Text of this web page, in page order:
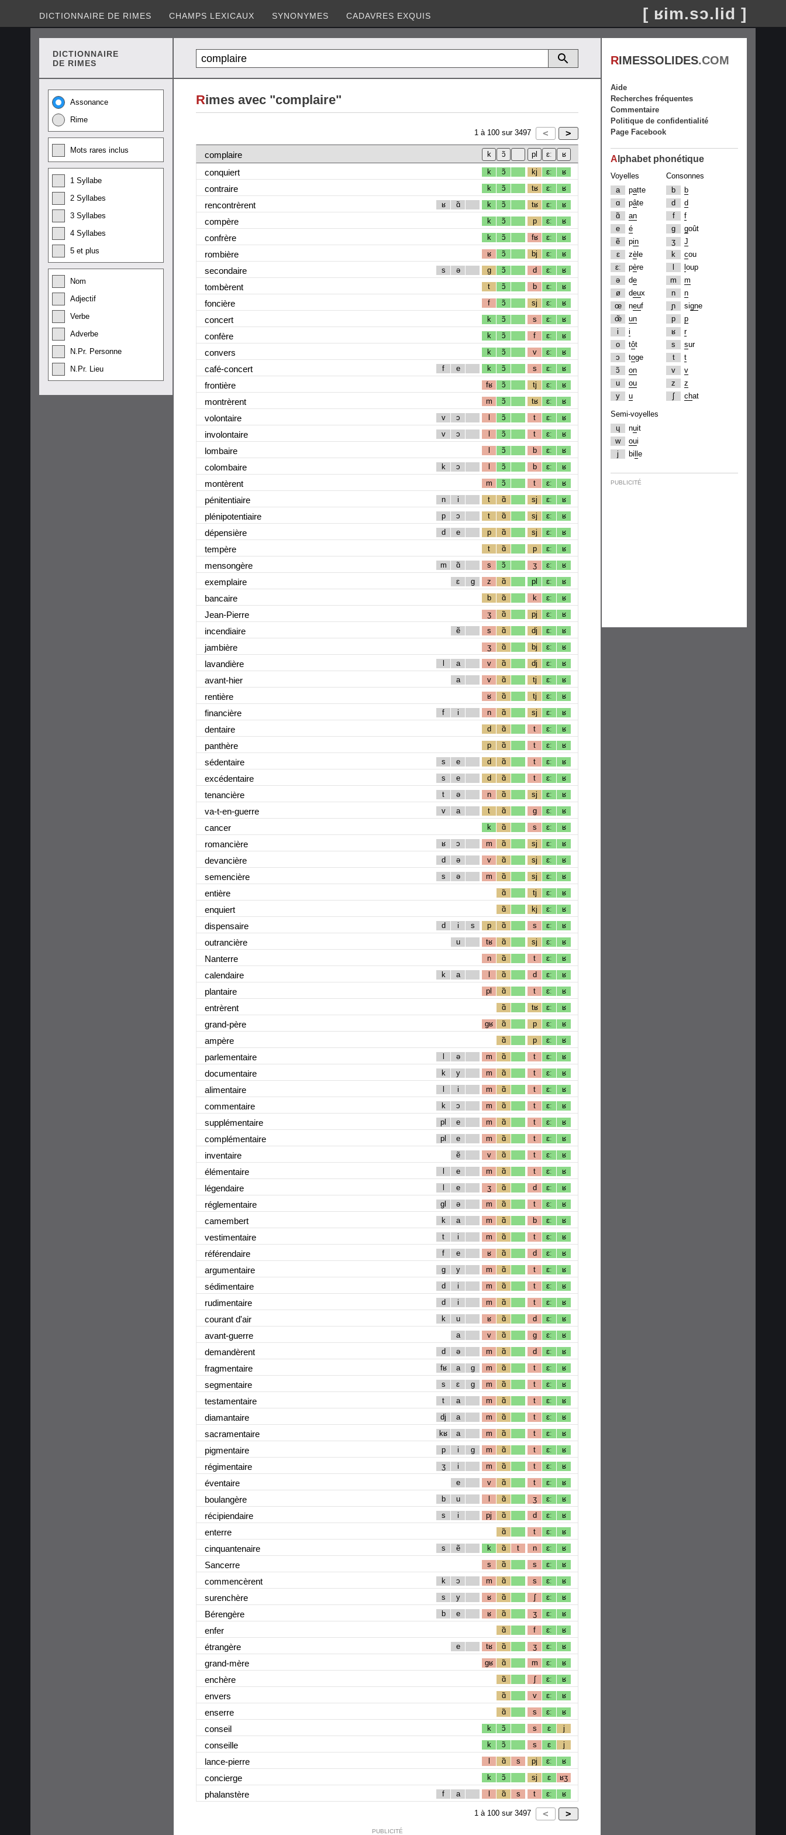
DICTIONNAIRE DE RIMES CHAMPS LEXICAUX SYNONYMES CADAVRES EXQUIS [ ʁim.sɔ.lid ]
DICTIONNAIRE
DE RIMES
Assonance
Rime
Mots rares inclus
1 Syllabe
2 Syllabes
3 Syllabes
4 Syllabes
5 et plus
Nom
Adjectif
Verbe
Adverbe
N.Pr. Personne
N.Pr. Lieu
Rimes avec "complaire"
1 à 100 sur 3497
complaire
conquiert
k ɔ̃ kj ɛː ʁ
contraire k ɔ̃ tʁ ɛː ʁ
rencontrèrent ʁ ɑ̃ k ɔ̃ tʁ ɛː ʁ
compère k ɔ̃ p ɛː ʁ
confrère k ɔ̃ fʁ ɛː ʁ
rombière ʁ ɔ̃ bj ɛː ʁ
secondaire s ə g ɔ̃ d ɛː ʁ
tombèrent t ɔ̃ b ɛː ʁ
foncière f ɔ̃ sj ɛː ʁ
concert k ɔ̃ s ɛː ʁ
confère k ɔ̃ f ɛː ʁ
convers k ɔ̃ v ɛː ʁ
café-concert f e k ɔ̃ s ɛː ʁ
frontière fʁ ɔ̃ tj ɛː ʁ
montrèrent m ɔ̃ tʁ ɛː ʁ
volontaire v ɔ l ɔ̃ t ɛː ʁ
involontaire v ɔ l ɔ̃ t ɛː ʁ
lombaire l ɔ̃ b ɛː ʁ
colombaire k ɔ l ɔ̃ b ɛː ʁ
montèrent m ɔ̃ t ɛː ʁ
pénitentiaire n i t ɑ̃ sj ɛː ʁ
plénipotentiaire p ɔ t ɑ̃ sj ɛː ʁ
dépensière d e p ɑ̃ sj ɛː ʁ
tempère t ɑ̃ p ɛː ʁ
mensongère m ɑ̃ s ɔ̃ ʒ ɛː ʁ
exemplaire ɛ g z ɑ̃ pl ɛː ʁ
bancaire b ɑ̃ k ɛː ʁ
Jean-Pierre ʒ ɑ̃ pj ɛː ʁ
incendiaire ẽ s ɑ̃ dj ɛː ʁ
jambière ʒ ɑ̃ bj ɛː ʁ
lavandière l a v ɑ̃ dj ɛː ʁ
avant-hier a v ɑ̃ tj ɛː ʁ
rentière ʁ ɑ̃ tj ɛː ʁ
financière f i n ɑ̃ sj ɛː ʁ
dentaire d ɑ̃ t ɛː ʁ
panthère p ɑ̃ t ɛː ʁ
sédentaire s e d ɑ̃ t ɛː ʁ
excédentaire s e d ɑ̃ t ɛː ʁ
tenancière t ə n ɑ̃ sj ɛː ʁ
va-t-en-guerre v a t ɑ̃ g ɛː ʁ
cancer k ɑ̃ s ɛː ʁ
romancière ʁ ɔ m ɑ̃ sj ɛː ʁ
devancière d ə v ɑ̃ sj ɛː ʁ
semencière s ə m ɑ̃ sj ɛː ʁ
entière ɑ̃ tj ɛː ʁ
enquiert ɑ̃ kj ɛː ʁ
dispensaire d i s p ɑ̃ s ɛː ʁ
outrancière u tʁ ɑ̃ sj ɛː ʁ
Nanterre n ɑ̃ t ɛː ʁ
calendaire k a l ɑ̃ d ɛː ʁ
plantaire pl ɑ̃ t ɛː ʁ
entrèrent ɑ̃ tʁ ɛː ʁ
grand-père gʁ ɑ̃ p ɛː ʁ
ampère ɑ̃ p ɛː ʁ
parlementaire l ə m ɑ̃ t ɛː ʁ
documentaire k y m ɑ̃ t ɛː ʁ
alimentaire l i m ɑ̃ t ɛː ʁ
commentaire k ɔ m ɑ̃ t ɛː ʁ
supplémentaire pl e m ɑ̃ t ɛː ʁ
complémentaire pl e m ɑ̃ t ɛː ʁ
inventaire ẽ v ɑ̃ t ɛː ʁ
élémentaire l e m ɑ̃ t ɛː ʁ
légendaire l e ʒ ɑ̃ d ɛː ʁ
réglementaire gl ə m ɑ̃ t ɛː ʁ
camembert k a m ɑ̃ b ɛː ʁ
vestimentaire t i m ɑ̃ t ɛː ʁ
référendaire f e ʁ ɑ̃ d ɛː ʁ
argumentaire g y m ɑ̃ t ɛː ʁ
sédimentaire d i m ɑ̃ t ɛː ʁ
rudimentaire d i m ɑ̃ t ɛː ʁ
courant d'air k u ʁ ɑ̃ d ɛː ʁ
avant-guerre a v ɑ̃ g ɛː ʁ
demandèrent d ə m ɑ̃ d ɛː ʁ
fragmentaire fʁ a g m ɑ̃ t ɛː ʁ
segmentaire s ɛ g m ɑ̃ t ɛː ʁ
testamentaire t a m ɑ̃ t ɛː ʁ
diamantaire dj a m ɑ̃ t ɛː ʁ
sacramentaire kʁ a m ɑ̃ t ɛː ʁ
pigmentaire p i g m ɑ̃ t ɛː ʁ
régimentaire ʒ i m ɑ̃ t ɛː ʁ
éventaire e v ɑ̃ t ɛː ʁ
boulangère b u l ɑ̃ ʒ ɛː ʁ
récipiendaire s i pj ɑ̃ d ɛː ʁ
enterre ɑ̃ t ɛː ʁ
cinquantenaire s ẽ k ɑ̃ t n ɛː ʁ
Sancerre s ɑ̃ s ɛː ʁ
commencèrent k ɔ m ɑ̃ s ɛː ʁ
surenchère s y ʁ ɑ̃ ʃ ɛː ʁ
Bérengère b e ʁ ɑ̃ ʒ ɛː ʁ
enfer ɑ̃ f ɛː ʁ
étrangère e tʁ ɑ̃ ʒ ɛː ʁ
grand-mère gʁ ɑ̃ m ɛː ʁ
enchère ɑ̃ ʃ ɛː ʁ
envers ɑ̃ v ɛː ʁ
enserre ɑ̃ s ɛː ʁ
conseil k ɔ̃ s ɛ j
conseille k ɔ̃ s ɛ j
lance-pierre l ɑ̃ s pj ɛː ʁ
concierge k ɔ̃ sj ɛ ʁʒ
phalanstère f a l ɑ̃ s t ɛː ʁ
1 à 100 sur 3497
PUBLICITÉ
RIMESSOLIDES.COM
Aide
Recherches fréquentes
Commentaire
Politique de confidentialité
Page Facebook
A lphabet phonétique
Voyelles
a
patte
ɑ
pâte
ɑ̃
an
e
é
ẽ
pin
ɛ
zè le
ɛː
père
ə
de
ø
deux
œ
neuf
œ̃
un
i
i
o
tôt
ɔ
toge
ɔ̃
on
u
ou
y
u
Consonnes
b
b
d
d
f
f
g
goût
ʒ
J
k
cou
oup
m
m
n
n
ɲ
signe
p
p
ʁ
r
s
sur
t
t
v
v
z
z
ʃ
chat
Semi-voyelles
ɥ
nuit
w
oui
j
bi e
PUBLICITÉ